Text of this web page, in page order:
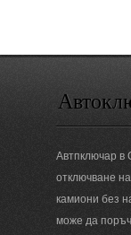
Автпключар
отключване
камиони без
може да